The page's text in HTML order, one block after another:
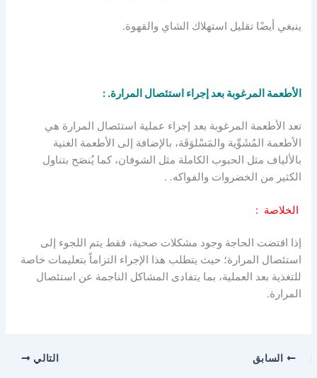
ينبغي أيضًا تقليل استهلاك الشاي والقهوة.
الأطعمة المرغوبة بعد إجراء استئصال المرارة. :
تعد الأطعمة المرغوبة بعد إجراء عملية استئصال المرارة هي
الأطعمة المُشَوِّية والمَسْلوَقَة، بالإضافة إلى الأطعمة الغنية
بالألياف مثل الحبوب الكاملة مثل الشوفان، كما يُنصَح بتناول
الكثير من الخضروات والفواكه. .
الخلاصة :
إذا اقتضت الحاجة وجود مشكلات صحية، فقط يتم اللجوء إلى
استئصال المرارة؛ حيث يتطلب هذا الإجراء التزاماً بتعليمات خاصة
للتغذية بعد العملية، بما يتفادى المشاكل الناجمة عن استئصال
المرارة.
السابق التالي